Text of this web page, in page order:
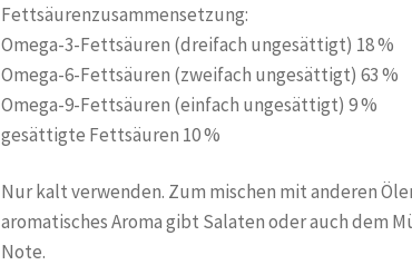
Fettsäurenzusammensetzung:
Omega-3-Fettsäuren (dreifach ungesättigt) 18 %
Omega-6-Fettsäuren (zweifach ungesättigt) 63 %
Omega-9-Fettsäuren (einfach ungesättigt) 9 %
gesättigte Fettsäuren 10 %
Nur kalt verwenden. Zum mischen mit anderen
aromatisches Aroma gibt Salaten oder auch dem
Note.